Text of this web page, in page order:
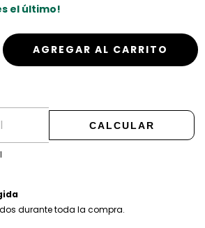
el último!
CALCULAR
durante toda la compra.